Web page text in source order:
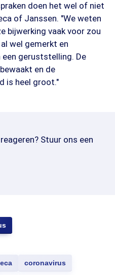
doen het wel of niet
of Janssen. "We weten
bijwerking vaak voor zou
wel gemerkt en
geruststelling. De
en de
is heel groot."
Stuur ons een
coronavirus